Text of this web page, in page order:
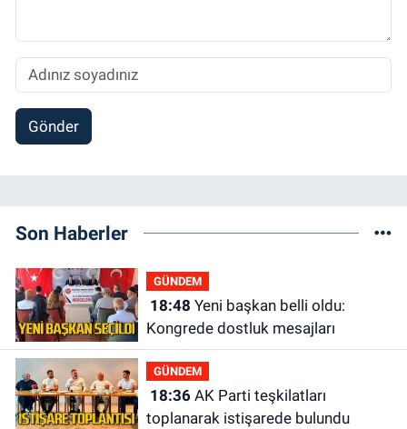
Gönder
Son Haberler
GÜNDEM
18:48
Kongrede dostluk mesajları
GÜNDEM
18:36AK Parti teşkilatları
toplanarak istişarede bulundu